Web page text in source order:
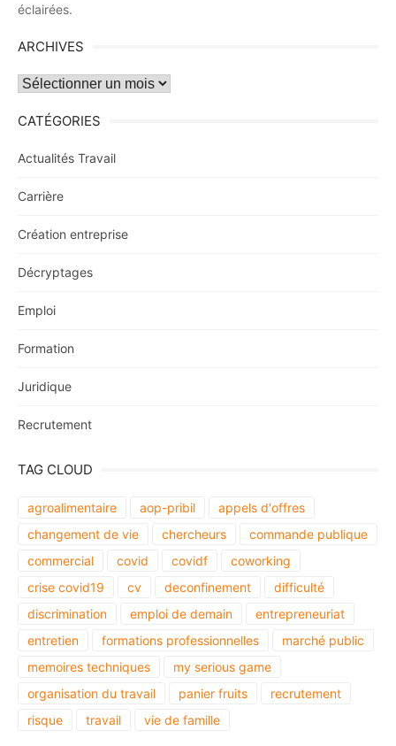
éclairées.
ARCHIVES
Archives
CATÉGORIES
Actualités Travail
Carrière
Création entreprise
Décryptages
Emploi
Formation
Juridique
Recrutement
TAG CLOUD
agroalimentaire aop-pribil
appels d'offres
changement de vie
chercheurs
commande publique
commercial
covid covidf
coworking
crise covid19
cv deconfinement
difficulté
discrimination
emploi de demain
entrepreneuriat
entretien
formations professionnelles
marché public
memoires techniques
my serious game
organisation du travail
panier fruits
recrutement
risque
travail vie de famille